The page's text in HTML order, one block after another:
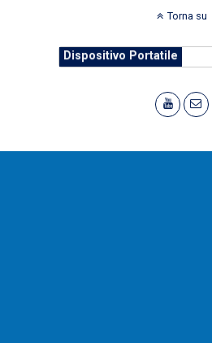
Torna su
Dispositivo Portatile